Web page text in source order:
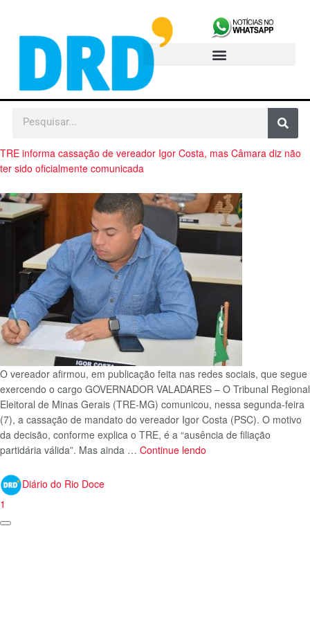
TRE informa cassação de vereador Igor Costa, mas Câmara diz não
ter sido oficialmente comunicada
O vereador afirmou, em publicação feita nas redes sociais, que segue
exercendo o cargo GOVERNADOR VALADARES – O Tribunal Regional
Eleitoral de Minas Gerais (TRE-MG) comunicou, nessa segunda-feira
(7), a cassação de mandato do vereador Igor Costa (PSC). O motivo
da decisão, conforme explica o TRE, é a “ausência de filiação
partidária válida”. Mas ainda … Continue lendo
Diário do Rio Doce
1